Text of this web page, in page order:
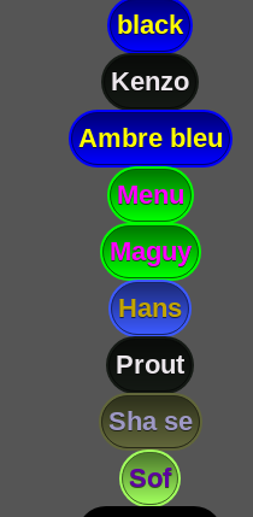
black
Kenzo
Ambre bleu
Menu
Maguy
Hans
Prout
Sha se
Sof